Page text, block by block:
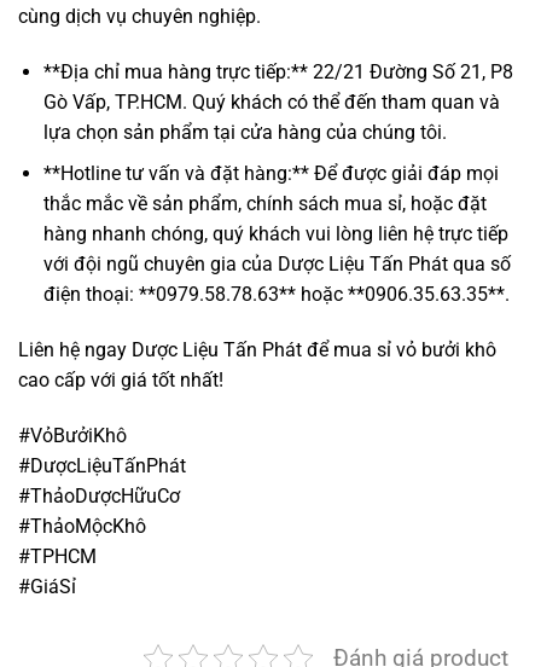
cùng dịch vụ chuyên nghiệp.
**Địa chỉ mua hàng trực tiếp:** 22/21 Đường Số 21, P8
Gò Vấp, TP.HCM. Quý khách có thể đến tham quan và
lựa chọn sản phẩm tại cửa hàng của chúng tôi.
**Hotline tư vấn và đặt hàng:** Để được giải đáp mọi
thắc mắc về sản phẩm, chính sách mua sỉ, hoặc đặt
hàng nhanh chóng, quý khách vui lòng liên hệ trực tiếp
với đội ngũ chuyên gia của Dược Liệu Tấn Phát qua số
điện thoại: **0979.58.78.63** hoặc **0906.35.63.35**.
Liên hệ ngay Dược Liệu Tấn Phát để mua sỉ vỏ bưởi khô
cao cấp với giá tốt nhất!
#VỏBưởiKhô
#DượcLiệuTấnPhát
#ThảoDượcHữuCơ
#ThảoMộcKhô
#TPHCM
#GiáSỉ
Đánh giá product